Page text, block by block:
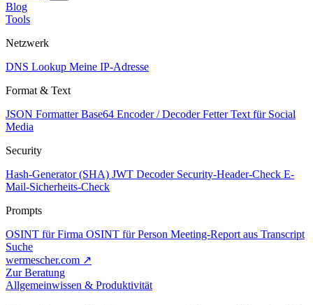
Blog
Tools
Netzwerk
DNS Lookup Meine IP-Adresse
Format & Text
JSON FormatterBase64 Encoder / DecoderFetter Text für Social
Media
Security
Hash-Generator (SHA) JWT Decoder Security-Header-Check E-
Mail-Sicherheits-Check
Prompts
OSINT für Firma OSINT für Person Meeting-Report aus Transcript
Suche
wermescher.com ↗
Zur Beratung
Allgemeinwissen & Produktivität